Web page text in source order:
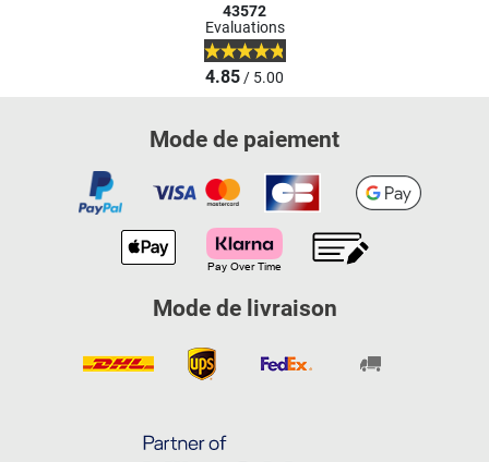
43572
Evaluations
4.85/ 5.00
Mode de paiement
Mode de livraison